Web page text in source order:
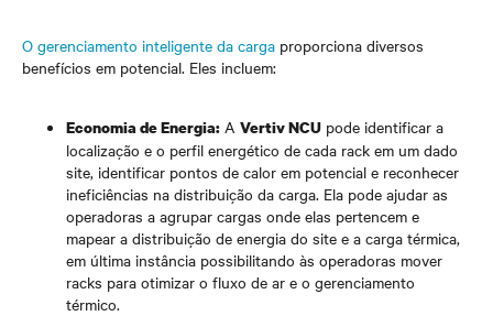
O gerenciamento inteligente da carga proporciona diversos
benefícios em potencial. Eles incluem:
Economia de Energia: A Vertiv NCU pode identificar a
localização e o perfil energético de cada rack em um dado
site, identificar pontos de calor em potencial e reconhecer
ineficiências na distribuição da carga. Ela pode ajudar as
operadoras a agrupar cargas onde elas pertencem e
mapear a distribuição de energia do site e a carga térmica,
em última instância possibilitando às operadoras mover
racks para otimizar o fluxo de ar e o gerenciamento
térmico.